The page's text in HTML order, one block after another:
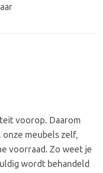
voorop. Daarom
meubels zelf,
voorraad. Zo weet je
wordt behandeld